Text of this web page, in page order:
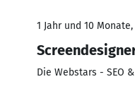
1 Jahr und 10
Die Webstars - SEO